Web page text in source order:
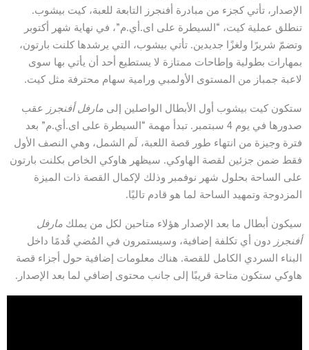
الإصدار، تأتي كجزء من مبادرة أفنجرز التابعة للعبة، كيت بيشوب.
تنطلق عملية كيت، “السيطرة على اى.أي.م”، في نهاية شهر أكتوبر
وتضمّ شريرًا ولغزًا جديدين. تأتي بيشوب، التي يرشدها كلنت بارتون،
بمهارات بطولية وإطاحات ممتازة لا يستطيع أحد أن يأتي بها سوى
لاعبة جمباز من المستوى الأولمبي ورامية سهام محترفة مثل كيت.
ستكون كيت بيشوب أول الأبطال الواصلين إلى مارفل أفنجرز عقب
صدورها في يوم 4 سبتمبر. تبدأ مهمة “السيطرة على اى.أي.م” بعد
فترة وجيزة من انتهاء طور قصة اللعبة، لَم الشمل، وهي النصف الأول
فقط ضمن جزئين لقصة الهاوكي. سيظهر هاوكي الخاص بكلنت بارتون
على الساحة بحلول شهر نوفمبر وذلك لإكمال القصة ذات الميزة
المزدوجة وتمهيد الساحة لما هو قادم تاليًا.
سيكون أبطال ما بعد الإصدار هؤلاء متاحين لكل من يملك مارفل
أفنجرز دون أي تكلفة إضافية، وسيستمرون في المُضي قُدمًا داخل
البناء السردي الكامل للقصة. هناك معلومات إضافية حول أجزاء قصة
هاوكي ستكون متاحة قريبًا إلى جانب محتوى إضافي لما بعد الإصدار.